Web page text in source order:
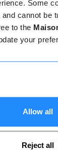
Some
cannot be
to the
your
Allow all
Reject all
de ski ou de
ne
en ligne ou